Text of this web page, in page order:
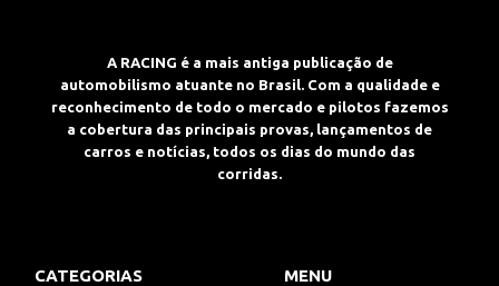
A RACING é a mais antiga publicação de
automobilismo atuante no Brasil. Com a qualidade e
reconhecimento de todo o mercado e pilotos fazemos
a cobertura das principais provas, lançamentos de
carros e notícias, todos os dias do mundo das
corridas.
CATEGORIAS MENU